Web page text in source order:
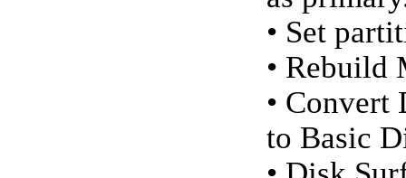
• Set
• Rebuild
• Convert
to Basic